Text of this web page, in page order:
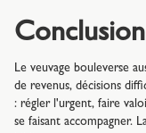
Conclusion
Le veuvage bouleverse
de revenus, décisions
: régler l'urgent, faire
se faisant accompagner.